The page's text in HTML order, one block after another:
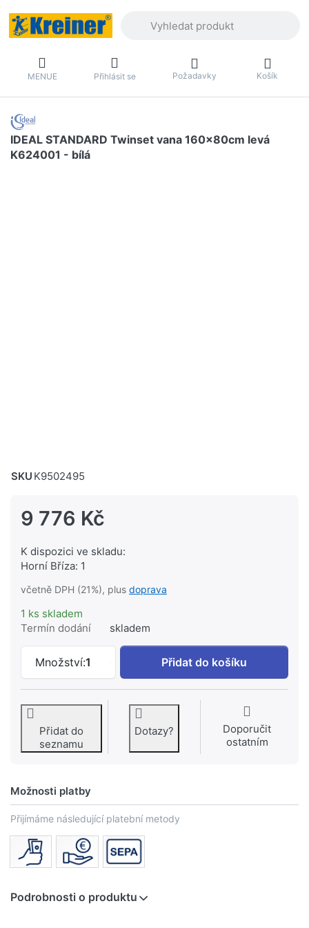
MENUE Přihlásit se Požadavky Košík
IDEAL STANDARD Twinset vana 160x80cm levá
K624001 - bílá
SKU K9502495
9 776 Kč
K dispozici ve skladu:
Horní Bříza: 1
včetně DPH (21%), plus doprava
1 ks skladem
Termín dodání
skladem
Množství:1
IDEAL STANDARD Twinset vana
Přidat do košíku
Přidat do
seznamu
Dotazy?
Doporučit
ostatním
Možnosti platby
Přijímáme následující platební metody
Podrobnosti o produktu